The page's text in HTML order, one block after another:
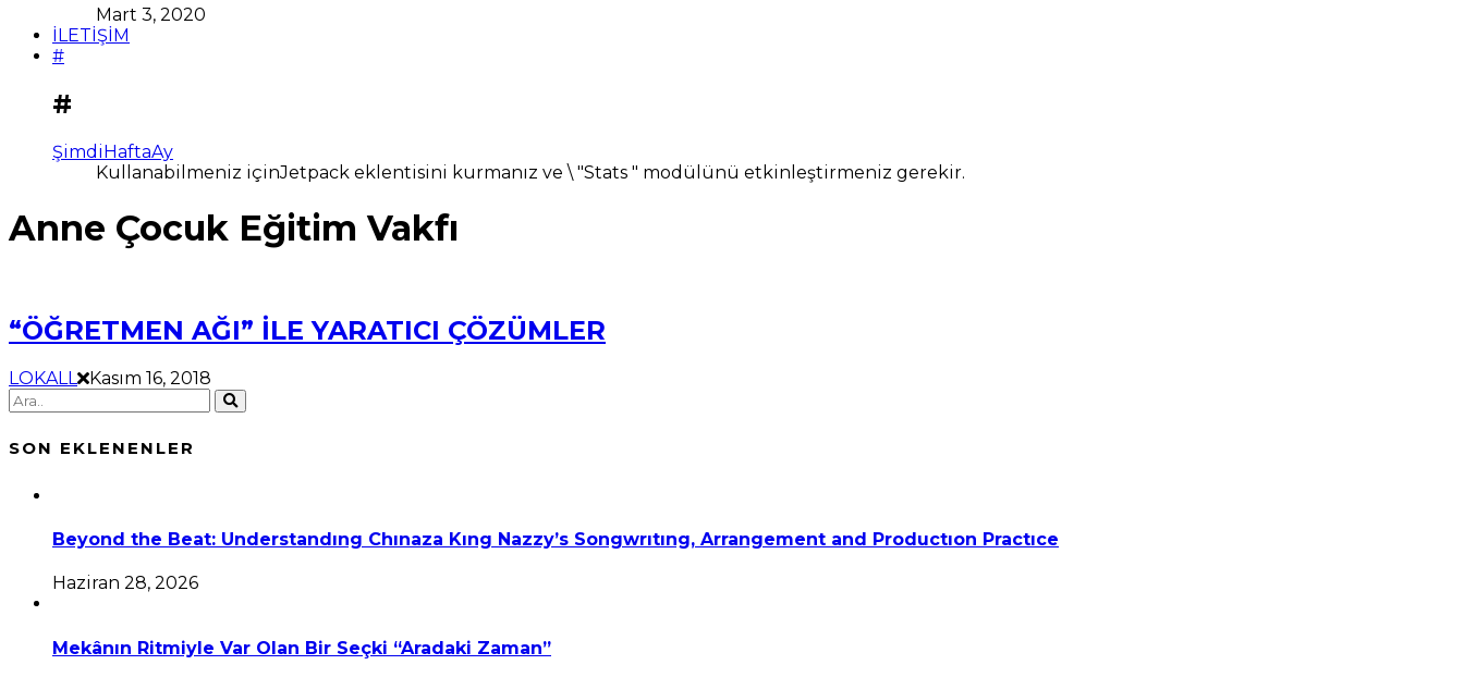
Mart 3, 2020
İLETİŞİM
#
#
ŞimdiHaftaAy
Kullanabilmeniz içinJetpack eklentisini kurmanız ve \ "Stats " modülünü etkinleştirmeniz gerekir.
Anne Çocuk Eğitim Vakfı
“ÖĞRETMEN AĞI” İLE YARATICI ÇÖZÜMLER
LOKALL Kasım 16, 2018
SON EKLENENLER
Beyond the Beat: Understandıng Chınaza Kıng Nazzy’s Songwrıtıng, Arrangement and Productıon Practıce
Haziran 28, 2026
Mekânın Ritmiyle Var Olan Bir Seçki “Aradaki Zaman”